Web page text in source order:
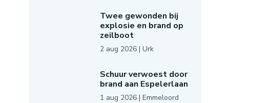
Twee gewonden bij
explosie en brand op
zeilboot
2 aug 2026| Urk
Schuur verwoest door
brand aan Espelerlaan
1 aug 2026| Emmeloord